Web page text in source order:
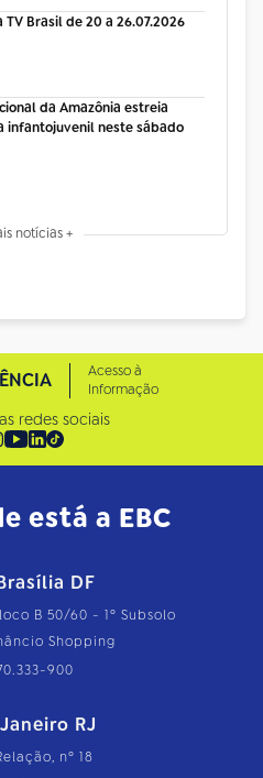
TV Brasil de 20 a 26.07.2026
da Amazônia estreia
infantojuvenil neste sábado
notícias +
Acesso à
Informação
redes sociais
está a EBC
DF
B 50/60 - 1º Subsolo
Shopping
900
RJ
nº 18